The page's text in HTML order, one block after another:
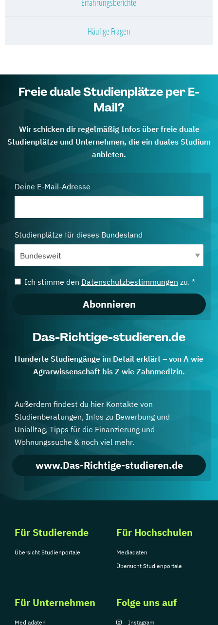
Erfahrungsberichte
Häufige Fragen
Freie duale Studienplätze per E-
Mail?
Wir schicken dir regelmäßig Infos über freie duale
Studienplätze und Unternehmen, die ein duales Studium
anbieten.
Deine E-Mail-Adresse
Studienplätze für dieses Bundesland
Ich stimme den Datenschutzbestimmungen zu. *
Abonnieren
Das-Richtige-studieren.de
Hunderte Studiengänge im Detail erklärt – von A wie
Agrarwissenschaft bis Z wie Zahnmedizin.
Außerdem findest du hier Kontakte von
Studienberatungen, Infos zu Bewerbung und
Unialltag, Tipps für die Finanzierung und
Wohnungssuche & noch viel mehr.
www.Das-Richtige-studieren.de
Für Studierende
Übersicht Studienportale
Für Hochschulen
Mediadaten
Übersicht Studienportale
Für Unternehmen
Mediadaten
Folge uns auf
Instagram